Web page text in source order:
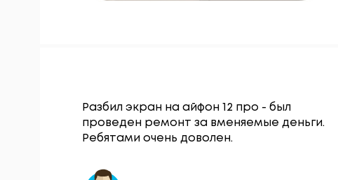
Разбил экран на айфон 12 про - был
проведен ремонт за вменяемые деньги.
Ребятами очень доволен.